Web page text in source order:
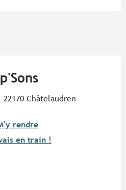
Châtelaudren-
rendre
en train !